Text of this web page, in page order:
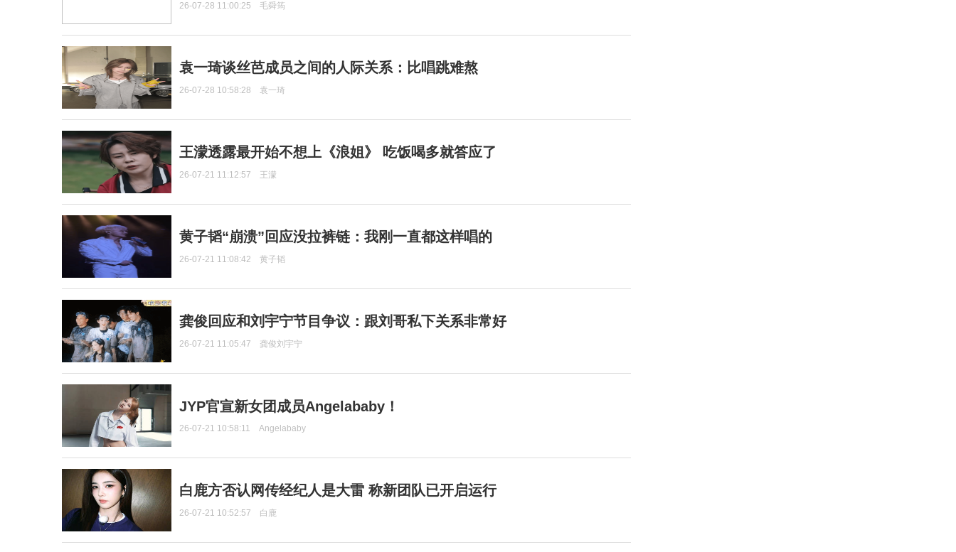
26-07-28 11:00:25 毛舜筠
袁一琦谈丝芭成员之间的人际关系：比唱跳难熬
26-07-28 10:58:28 袁一琦
王濛透露最开始不想上《浪姐》 吃饭喝多就答应了
26-07-21 11:12:57 王濛
黄子韬“崩溃”回应没拉裤链：我刚一直都这样唱的
26-07-21 11:08:42 黄子韬
龚俊回应和刘宇宁节目争议：跟刘哥私下关系非常好
26-07-21 11:05:47 龚俊刘宇宁
JYP官宣新女团成员Angelababy！
26-07-21 10:58:11 Angelababy
白鹿方否认网传经纪人是大雷 称新团队已开启运行
26-07-21 10:52:57 白鹿